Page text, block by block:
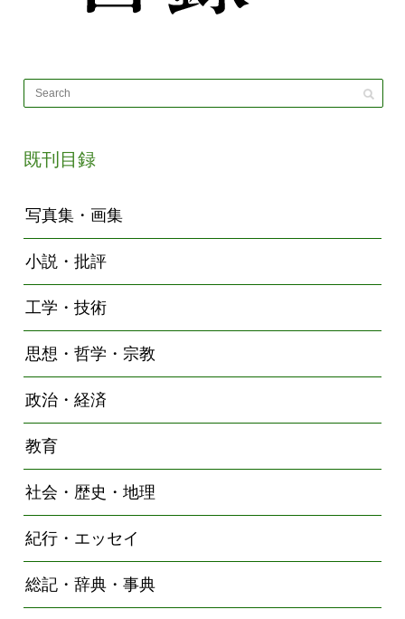
既刊目録
写真集・画集
小説・批評
工学・技術
思想・哲学・宗教
政治・経済
教育
社会・歴史・地理
紀行・エッセイ
総記・辞典・事典